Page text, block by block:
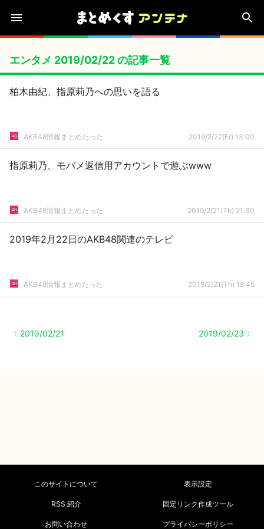
エンタメ 2019/02/22 の記事一覧
柏木由紀、指原莉乃への思いを語る
AKB48情報まとめたった 2019/2/22(Fr) 13:00
指原莉乃、モバメ返信用アカウントで遊ぶwww
AKB48情報まとめたった 2019/2/21(Th) 21:30
2019年2月22日のAKB48関連のテレビ
AKB48情報まとめたった 2019/2/21(Th) 18:45
〈 2019/02/21 2019/02/23 〉
このサイトについて 表示設定
RSS 紹介 固定リンク作成ツール
お問い合わせ プライバシーポリシー